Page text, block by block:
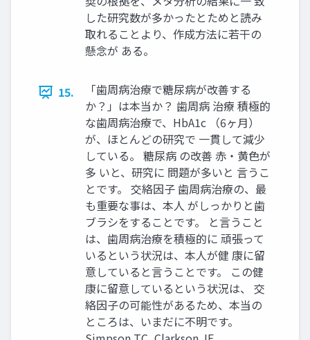
した研究数が多かったとためと読み
取れることより、作成方法に若干の
懸念が ある。
15.
「歯周病治療で糖尿病が改善する
か？」は本当か？ 歯周病 治療 積極的
な歯周病治療で、HbA1c （6ヶ月）
が、ほとんどの研究で 一貫して減少
している。 糖尿病 の改善 赤・黄色が
多 いと、研究に 問題が多いと 言うこ
とです。 交絡因子 歯周病治療の、最
も重要な事は、本人 がしっかりと歯
ブラシをすることです。 と言うこと
は、歯周病治療を積極的に 頑張って
いるという状況は、本人が健 康に留
意していると言うことです。 この健
康に留意しているという状況は、 交
絡因子の可能性があるため、本当の
ところは、いまだに不明です。